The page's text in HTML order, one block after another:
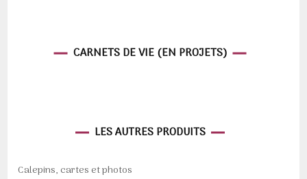
CARNETS DE VIE (EN PROJETS)
LES AUTRES PRODUITS
Calepins, cartes et photos